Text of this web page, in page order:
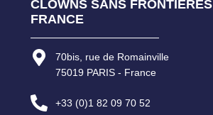
CLOWNS SANS FRONTIÈRES
FRANCE
70bis, rue de Romainville
75019 PARIS - France
+33 (0)1 82 09 70 52